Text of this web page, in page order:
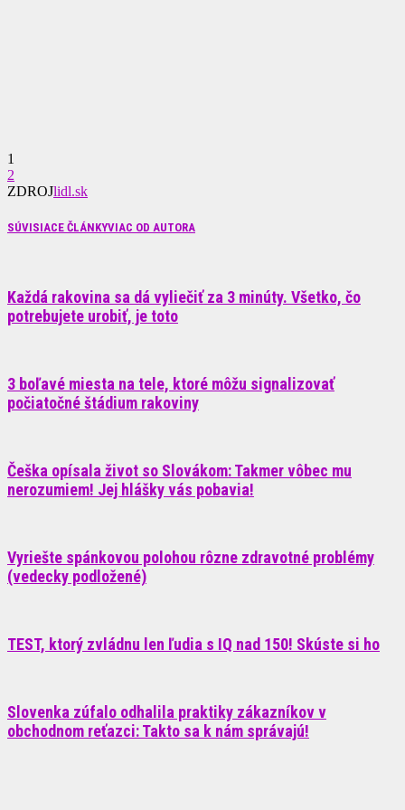
1
2
ZDROJlidl.sk
SÚVISIACE ČLÁNKYVIAC OD AUTORA
Každá rakovina sa dá vyliečiť za 3 minúty. Všetko, čo
potrebujete urobiť, je toto
3 boľavé miesta na tele, ktoré môžu signalizovať
počiatočné štádium rakoviny
Češka opísala život so Slovákom: Takmer vôbec mu
nerozumiem! Jej hlášky vás pobavia!
Vyriešte spánkovou polohou rôzne zdravotné problémy
(vedecky podložené)
TEST, ktorý zvládnu len ľudia s IQ nad 150! Skúste si ho
Slovenka zúfalo odhalila praktiky zákazníkov v
obchodnom reťazci: Takto sa k nám správajú!